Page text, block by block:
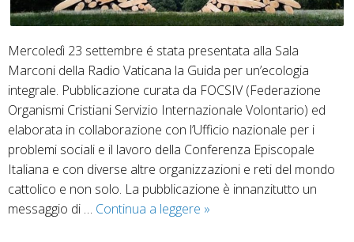
Mercoledì 23 settembre é stata presentata alla Sala
Marconi della Radio Vaticana la Guida per un’ecologia
integrale. Pubblicazione curata da FOCSIV (Federazione
Organismi Cristiani Servizio Internazionale Volontario) ed
elaborata in collaborazione con l’Ufficio nazionale per i
problemi sociali e il lavoro della Conferenza Episcopale
Italiana e con diverse altre organizzazioni e reti del mondo
cattolico e non solo. La pubblicazione è innanzitutto un
messaggio di … Continua a leggere Presentazione
»